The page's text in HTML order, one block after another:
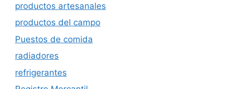
productos artesanales
productos del campo
Puestos de comida
radiadores
refrigerantes